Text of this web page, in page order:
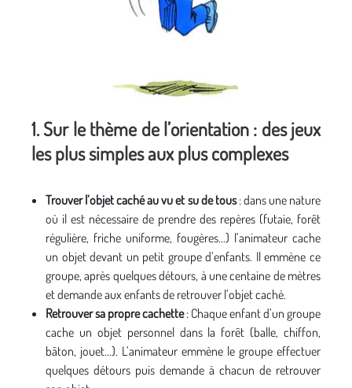
1. Sur le thème de l’orientation : des jeux
les plus simples aux plus complexes
Trouver l’objet cachéau vu et su de tous: dans une nature
où il est nécessaire de prendre des repères (futaie, forêt
régulière, friche uniforme, fougères...) l’animateur cache
un objet devant un petit groupe d’enfants. Il emmène ce
groupe, après quelques détours, à une centaine de mètres
et demande aux enfants de retrouver l’objet caché.
Retrouver sa propre cachette: Chaque enfant d’un groupe
cache un objet personnel dans la forêt (balle, chiffon,
bâton, jouet...). L’animateur emmène le groupe effectuer
quelques détours puis demande à chacun de retrouver